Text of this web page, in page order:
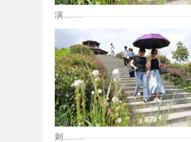
演.........
则.........